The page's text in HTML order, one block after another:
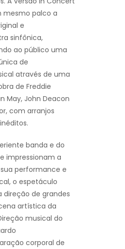
mesmo palco a
e
sinfônica,
ao público uma
de
através de uma
de Freddie
May, John Deacon
com arranjos
banda e do
impressionam a
performance e
o espetáculo
de grandes
artística da
musical do
corporal de